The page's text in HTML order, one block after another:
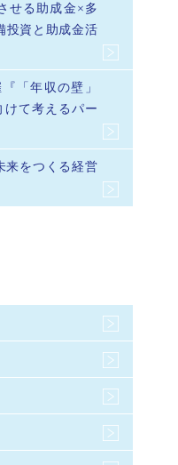
せる助成金×多
投資と助成金活
「年収の壁」
けて考えるパー
来をつくる経営